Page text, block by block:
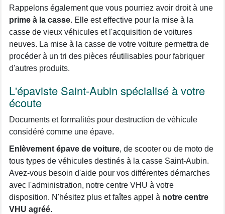
Rappelons également que vous pourriez avoir droit à une
prime à la casse. Elle est effective pour la mise à la
casse de vieux véhicules et l'acquisition de voitures
neuves. La mise à la casse de votre voiture permettra de
procéder à un tri des pièces réutilisables pour fabriquer
d'autres produits.
L'épaviste Saint-Aubin spécialisé à votre
écoute
Documents et formalités pour destruction de véhicule
considéré comme une épave.
Enlèvement épave de voiture, de scooter ou de moto de
tous types de véhicules destinés à la casse Saint-Aubin.
Avez-vous besoin d'aide pour vos différentes démarches
avec l'administration, notre centre VHU à votre
disposition. N'hésitez plus et faîtes appel à notre centre
VHU agréé.